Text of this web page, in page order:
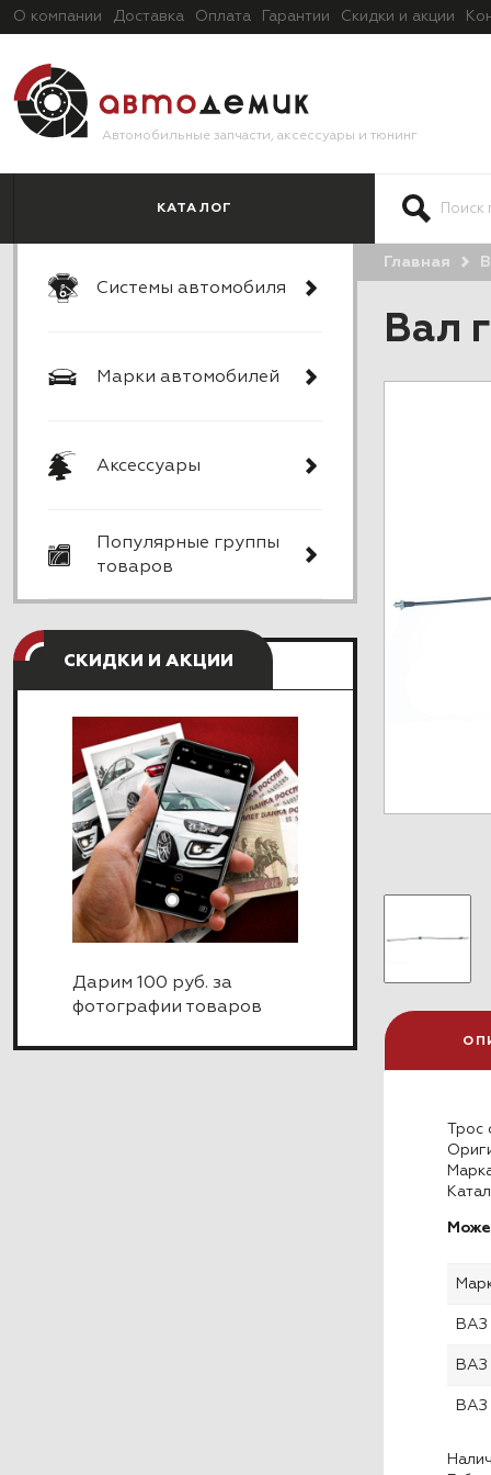
О компании Доставка Оплата Гарантии Скидки и акции
Автомобильные запчасти, аксессуары и тюнинг
КАТАЛОГ
Системы автомобиля
Марки автомобилей
Аксессуары
Популярные группы
товаров
СКИДКИ И АКЦИИ
Дарим 100 руб. за
фотографии товаров
Главная
Вал
Трос
ВАЗ
ВАЗ
ВАЗ